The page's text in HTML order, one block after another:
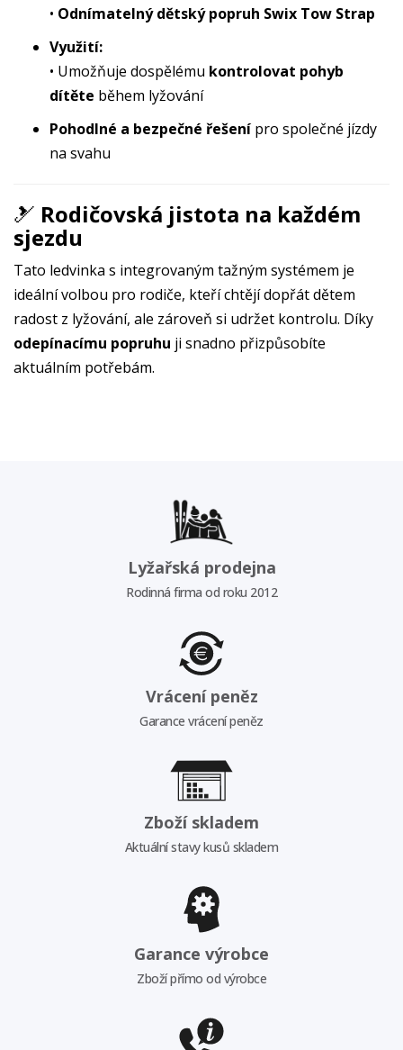
• Odnímatelný dětský popruh Swix Tow Strap
Využití:
• Umožňuje dospělému kontrolovat pohyb
dítěte během lyžování
Pohodlné a bezpečné řešení pro společné jízdy
na svahu
🎿 Rodičovská jistota na každém
sjezdu
Tato ledvinka s integrovaným tažným systémem je
ideální volbou pro rodiče, kteří chtějí dopřát dětem
radost z lyžování, ale zároveň si udržet kontrolu. Díky
odepínacímu popruhu ji snadno přizpůsobíte
aktuálním potřebám.
Lyžařská prodejna
Rodinná firma od roku 2012
Vrácení peněz
Garance vrácení peněz
Zboží skladem
Aktuální stavy kusů skladem
Garance výrobce
Zboží přímo od výrobce